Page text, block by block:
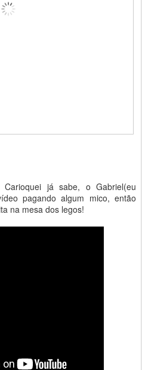
já sabe, o Gabriel(eu
pagando algum mico, então
na mesa dos legos!